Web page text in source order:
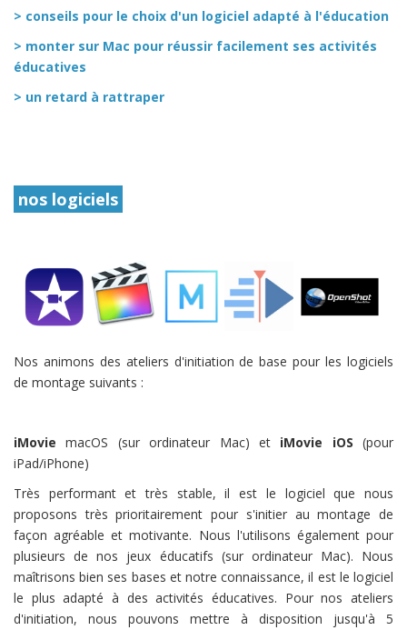
> conseils pour le choix d'un logiciel adapté à l'éducation
> monter sur Mac pour réussir facilement ses activités
éducatives
> un retard à rattraper
nos logiciels
Nos animons des ateliers d'initiation de base pour les logiciels
de montage suivants :
iMovie macOS (sur ordinateur Mac) et iMovie iOS (pour
iPad/iPhone)
Très performant et très stable, il est le logiciel que nous
proposons très prioritairement pour s'initier au montage de
façon agréable et motivante. Nous l'utilisons également pour
plusieurs de nos jeux éducatifs (sur ordinateur Mac). Nous
maîtrisons bien ses bases et notre connaissance, il est le logiciel
le plus adapté à des activités éducatives. Pour nos ateliers
d'initiation, nous pouvons mettre à disposition jusqu'à 5